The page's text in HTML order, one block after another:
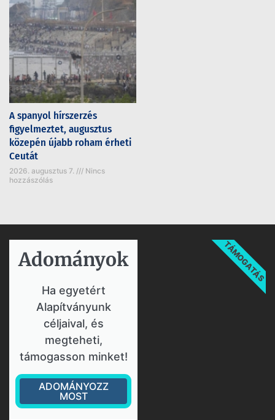
A spanyol hírszerzés
figyelmeztet, augusztus
közepén újabb roham érheti
Ceutát
2026. augusztus 7.
Nincs
hozzászólás
Adományok​
Ha egyetért
Alapítványunk
céljaival, és
megteheti,
támogasson minket!
ADOMÁNYOZZ
MOST
TÁMOGATÁS